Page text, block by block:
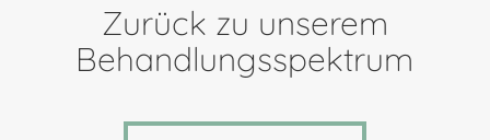
Zurück zu unserem
Behandlungsspektrum
Termin vereinbaren